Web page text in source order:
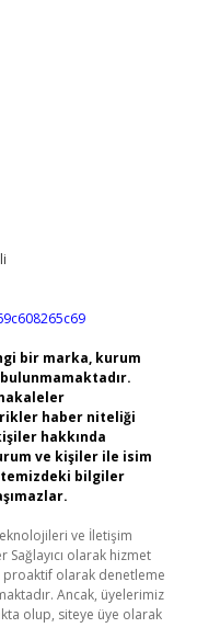
bir marka, kurum
haber niteliği
hakkında
ve kişiler ile isim
bilgiler
ve İletişim
Sağlayıcı olarak hizmet
olarak denetleme
Ancak, üyelerimiz
olup, siteye üye olarak